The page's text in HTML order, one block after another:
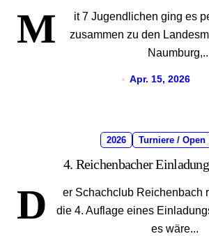
M
it 7 Jugendlichen ging es
zusammen zu den
Apr. 15, 2026
2026 Turniere / Open
4. Reichenbacher
D
er Schachclub Reichenbach
die 4. Auflage eines
es wäre...